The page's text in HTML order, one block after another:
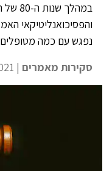
והפסיכואנליטיקאי
נפגש עם כמה מטופלים
סקירות מאמרים | 31/10/2021 |